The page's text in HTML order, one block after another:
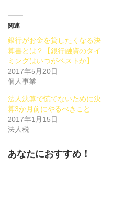
共
有
(新
し
い
ウ
ィ
ン
ド
で
開
き
ま
す)
ク
リ
ッ
ク
し
て
く
(新
し
い
ウ
ィ
開
き
共
有
(新
し
い
ウ
で
開
き
関連
銀行がお金を貸したくなる決
算書とは？【銀行融資のタイ
ミングはいつがベストか】
2017年5月20日
個人事業
法人決算で慌てないために決
算3か月前にやるべきこと
2017年1月15日
法人税
あなたにおすすめ！